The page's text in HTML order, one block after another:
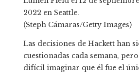
2022 en Seattle.
(Steph Cámaras/Getty Images)
Las decisiones de Hackett han
cuestionadas cada semana, pero
difícil imaginar que él fue el